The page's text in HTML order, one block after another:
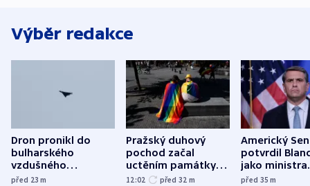
Výběr redakce
Dron pronikl do
bulharského
vzdušného
prostoru,
před 23m
Pražský duhový
pochod začal
uctěním památky
obětí berlínského
12:02 před 32 m
Americký
potvrdil
jako ministra
před 35m